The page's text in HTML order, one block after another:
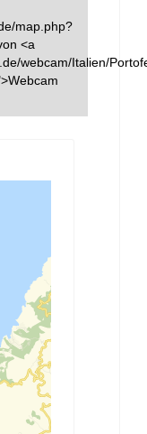
map.php?
<a
webcam/Italien/